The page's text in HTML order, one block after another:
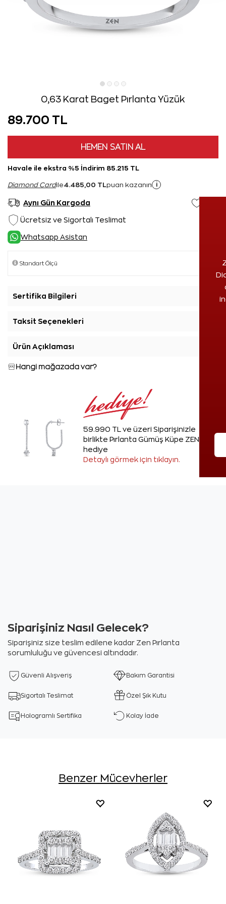
0,63 Karat Baget Pırlanta Yüzük
89.700 TL
HEMEN SATIN AL
Havale ile ekstra %5 İndirim 85.215 TL
Diamond Cardile4.485,00 TL puan kazanın i
Aynı Gün Kargoda
Ücretsiz ve Sigortalı Teslimat
Whatsapp Asistan
Sertifika Bilgileri
Taksit Seçenekleri
Ürün Açıklaması
Hangi mağazada var?
59.990 TL ve üzeri Siparişinizle
birlikte Pırlanta Gümüş Küpe ZEN'den
hediye
Detaylı görmek için tıklayın.
Siparişiniz Nasıl Gelecek?
Siparişiniz size teslim edilene kadar Zen Pırlanta
sorumluluğu ve güvencesi altındadır.
Güvenli Alışveriş Bakım Garantisi
Sigortalı Teslimat Özel Şık Kutu
Hologramlı Sertifika Kolay İade
Benzer Mücevherler